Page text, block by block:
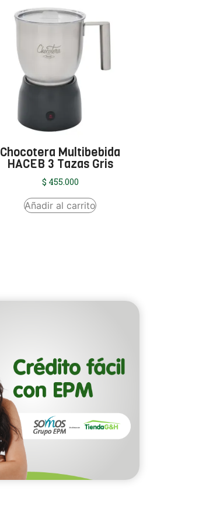
Chocotera Multibebida
HACEB 3 Tazas Gris
$ 455.000
Añadir al carrito